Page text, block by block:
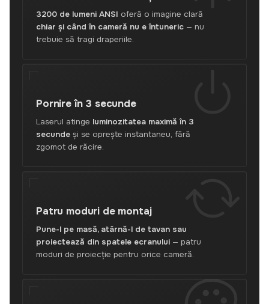
3200 de lumeni ANSI oferă o imagine clară
chiar și când în cameră nu e întuneric — nu
trebuie să tragi draperiile.
Pornire în 3 secunde
Laserul atinge luminozitatea maximă în 3
secunde și se oprește instantaneu, fără
zgomot de răcire.
Patru moduri de montaj
Pune-l pe masă, atârnă-l de tavan sau
proiectează din spatele ecranului — patru
moduri de proiecție pentru orice cameră.